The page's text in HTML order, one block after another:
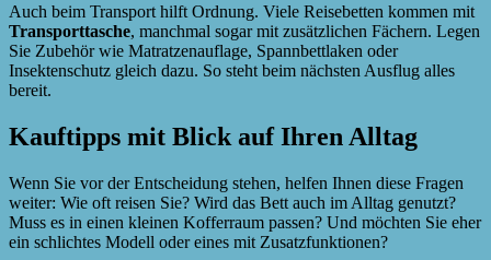
Auch beim Transport hilft Ordnung. Viele Reisebetten kommen mit
Transporttasche, manchmal sogar mit zusätzlichen Fächern. Legen
Sie Zubehör wie Matratzenauflage, Spannbettlaken oder
Insektenschutz gleich dazu. So steht beim nächsten Ausflug alles
bereit.
Kauftipps mit Blick auf Ihren Alltag
Wenn Sie vor der Entscheidung stehen, helfen Ihnen diese Fragen
weiter: Wie oft reisen Sie? Wird das Bett auch im Alltag genutzt?
Muss es in einen kleinen Kofferraum passen? Und möchten Sie eher
ein schlichtes Modell oder eines mit Zusatzfunktionen?